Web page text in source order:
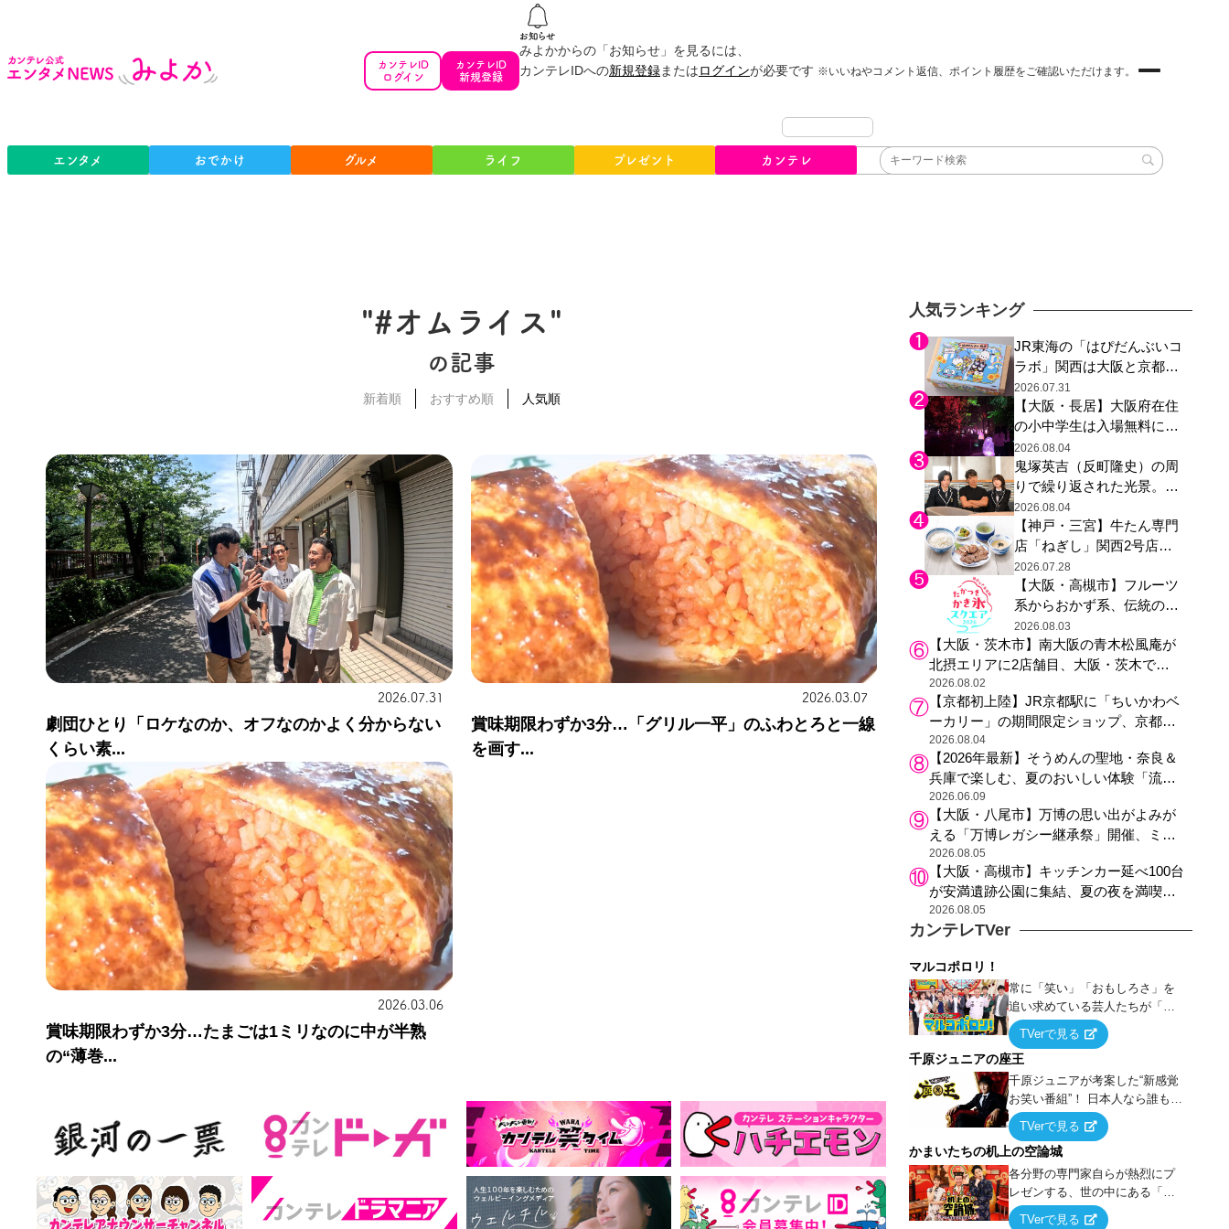
カンテレID
ログイン
カンテレID
新規登録
みよかからの「お知らせ」を見るには、
カンテレIDへの新規登録またはログインが必要です ※いいねやコメント返信、ポイント履歴をご確認いただけます。
エンタメ おでかけ グルメ ライフ プレゼント カンテレ
"#オムライス"
の記事
新着順 おすすめ順 人気順
2026.07.31
劇団ひとり「ロケなのか、オフなのかよく分からない
くらい素...
2026.03.07
賞味期限わずか3分…「グリル一平」のふわとろと一線
を画す...
2026.03.06
賞味期限わずか3分…たまごは1ミリなのに中が半熟
の“薄巻...
人気ランキング
JR東海の「はぴだんぶいコ
ラボ」関西は大阪と京都の
み、日焼けしたポチャッコ
らサンリオキャラが描かれ
た駅弁やグッズが登場
2026.07.31
【大阪・長居】大阪府在住
の小中学生は入場無料に、
チームラボが「夏休みの自
由研究の課題に」と「ボタ
ニカルガーデン 大阪」へ招
待
2026.08.04
鬼塚英吉（反町隆史）の周
りで繰り返された光景。ド
ラマ『GTO』第３話で光っ
た演出の巧みさ
2026.08.04
【神戸・三宮】牛たん専門
店「ねぎし」関西2号店が
登場、ファンら「8月が待
ち遠しい」と早くから注目
2026.07.28
【大阪・高槻市】フルーツ
系からおかず系、伝統の天
然氷まで人気店が集結、高
槻阪急スクエアで「かき
氷」祭り
2026.08.03
【大阪・茨木市】南大阪の青木松風庵が
北摂エリアに2店舗目、大阪・茨木で
も“焼きたて”の月化粧が食べられる
2026.08.02
【京都初上陸】JR京都駅に「ちいかわベ
ーカリー」の期間限定ショップ、京都の
銘菓“おたべ”との限定コラボも
2026.08.04
【2026年最新】そうめんの聖地・奈良＆
兵庫で楽しむ、夏のおいしい体験「流し
そうめん体験」おすすめ3選
2026.06.09
【大阪・八尾市】万博の思い出がよみが
える「万博レガシー継承祭」開催、ミャ
クミャク登場、大屋根リング木材展示も
2026.08.05
【大阪・高槻市】キッチンカー延べ100台
が安満遺跡公園に集結、夏の夜を満喫す
る4日間のグルメイベント
2026.08.05
カンテレTVer
マルコポロリ！
常に「笑い」「おもしろさ」を
追い求めている芸人たちが「芸
能界」という大海原に漕ぎ出で
て、新たなオモシロ人間を発掘
する！
TVerで見る
千原ジュニアの座王
千原ジュニアが考案した“新感覚
お笑い番組”！ 日本人なら誰もが
馴染みのある『イス取りゲー
ム』をベースに、大喜利・ギャ
グ・モノボケ・歌…など様々な
お題で芸人がショートネタを競
い合う！
TVerで見る
かまいたちの机上の空論城
各分野の専門家自らが熱烈にプ
レゼンする、世の中にある「試
したことはないが、やってみた
TVerで見る